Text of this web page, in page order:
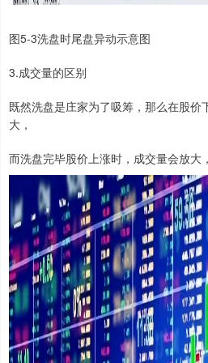
图5-3洗盘时尾盘异动示意图
3.成交量的区别
既然洗盘是庄家为了吸筹，那么在股价
大，
而洗盘完毕股价上涨时，成交量会放大，